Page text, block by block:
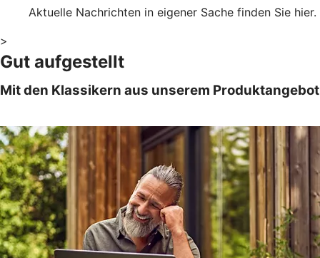
Aktuelle Nachrichten in eigener Sache finden Sie hier.
>
Gut aufgestellt
Mit den Klassikern aus unserem Produktangebot